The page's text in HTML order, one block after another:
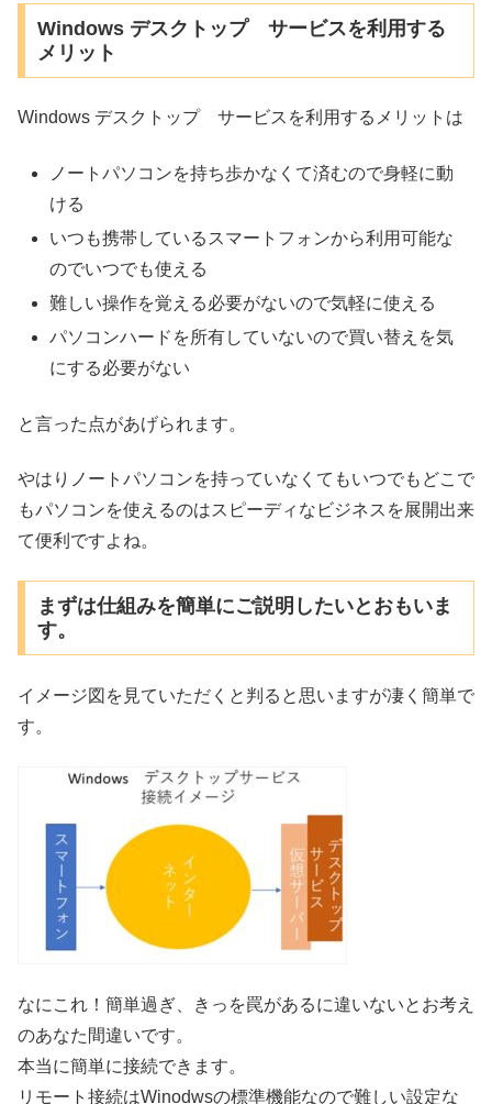
Windows デスクトップ サービスを利用する
メリット
Windows デスクトップ サービスを利用するメリットは
ノートパソコンを持ち歩かなくて済むので身軽に動
ける
いつも携帯しているスマートフォンから利用可能な
のでいつでも使える
難しい操作を覚える必要がないので気軽に使える
パソコンハードを所有していないので買い替えを気
にする必要がない
と言った点があげられます。
やはりノートパソコンを持っていなくてもいつでもどこで
もパソコンを使えるのはスピーディなビジネスを展開出来
て便利ですよね。
まずは仕組みを簡単にご説明したいとおもいま
す。
イメージ図を見ていただくと判ると思いますが凄く簡単で
す。
なにこれ！簡単過ぎ、きっを罠があるに違いないとお考え
のあなた間違いです。
本当に簡単に接続できます。
リモート接続はWinodwsの標準機能なので難しい設定な